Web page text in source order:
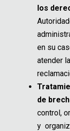
los
en su
atender
de
control,
y